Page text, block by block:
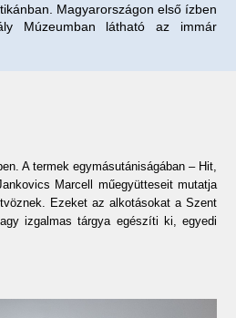
Magyarországon első ízben
Múzeumban látható az immár
A termek egymásutániságában – Hit,
Marcell műegyütteseit mutatja
Ezeket az alkotásokat a Szent
izgalmas tárgya egészíti ki, egyedi